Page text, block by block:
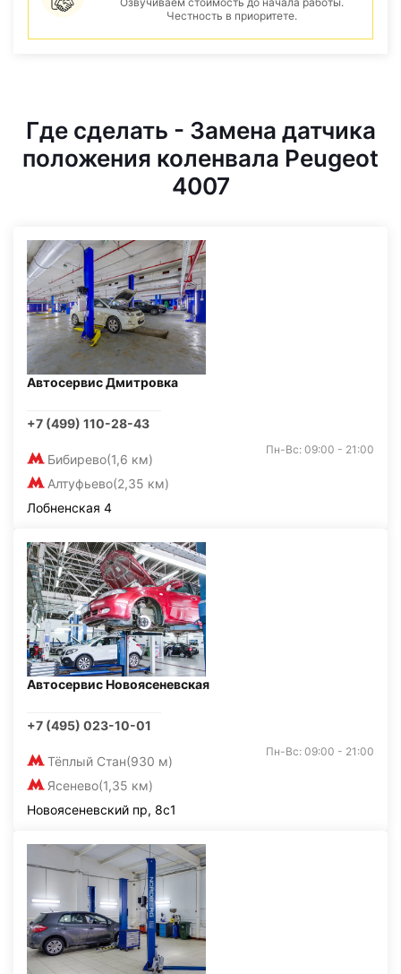
Честность в приоритете.
Где сделать - Замена датчика
положения коленвала Peugeot
4007
Автосервис Дмитровка
+7 (499) 110-28-43
Бибирево(1,6 км)
Алтуфьево(2,35 км)
Пн-Вс: 09:00 - 21:00
Лобненская 4
Автосервис Новоясеневская
+7 (495) 023-10-01
Тёплый Стан(930 м)
Ясенево(1,35 км)
Пн-Вс: 09:00 - 21:00
Новоясеневский пр, 8с1